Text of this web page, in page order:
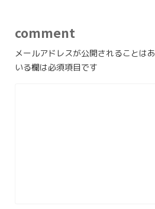
comment
メールアドレスが公開されることはあ
いる欄は必須項目です